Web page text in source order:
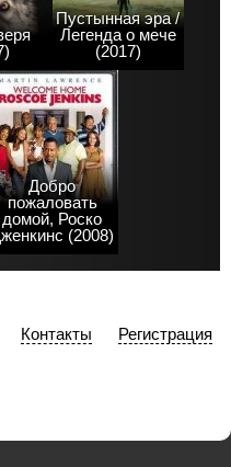
Пустынная эра /
Легенда о мече
(2017)
Добро
пожаловать
домой, Роско
(2008)
Контакты Регистрация